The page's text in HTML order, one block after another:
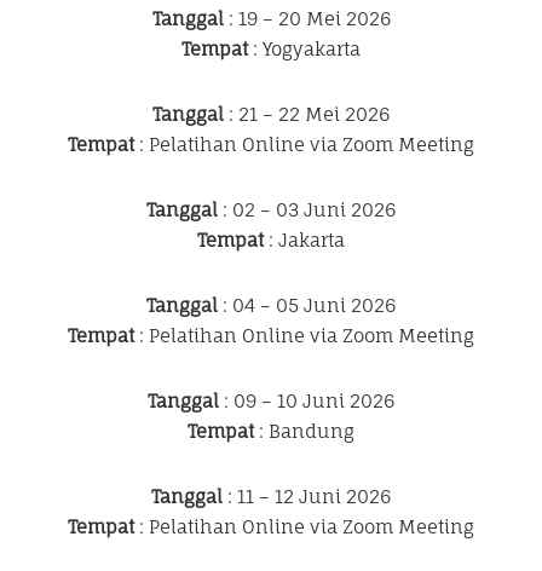
Tanggal: 19 – 20 Mei 2026
Tempat: Yogyakarta
Tanggal : 21 – 22 Mei 2026
Tempat: Pelatihan Online via Zoom Meeting
Tanggal : 02 – 03 Juni 2026
Tempat: Jakarta
Tanggal : 04 – 05 Juni 2026
Tempat: Pelatihan Online via Zoom Meeting
Tanggal : 09 – 10 Juni 2026
Tempat: Bandung
Tanggal : 11 – 12 Juni 2026
Tempat: Pelatihan Online via Zoom Meeting